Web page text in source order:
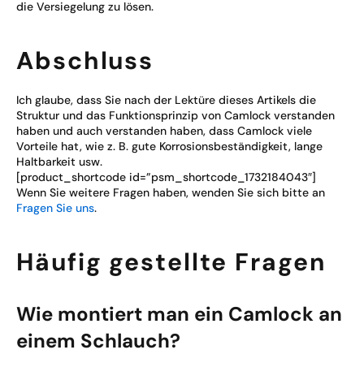
die Versiegelung zu lösen.
Abschluss
Ich glaube, dass Sie nach der Lektüre dieses Artikels die
Struktur und das Funktionsprinzip von Camlock verstanden
haben und auch verstanden haben, dass Camlock viele
Vorteile hat, wie z. B. gute Korrosionsbeständigkeit, lange
Haltbarkeit usw.
[product_shortcode id=”psm_shortcode_1732184043″]
Wenn Sie weitere Fragen haben, wenden Sie sich bitte an
Fragen Sie uns.
Häufig gestellte Fragen
Wie montiert man ein Camlock an
einem Schlauch?